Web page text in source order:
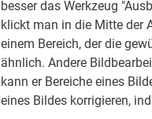
besser das Werkzeug
klickt man in die Mitte der
einem Bereich, der die
ähnlich. Andere
kann er Bereiche eines
eines Bildes korrigieren,